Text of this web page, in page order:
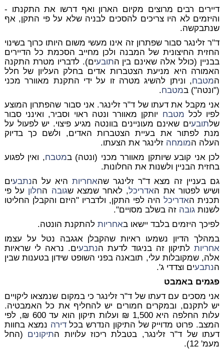
דיירים רבים מרוצים מקיום הארון ואף דרשו את התקנתו -
והיזמים לא היו צריכים להסכים לבניה שלא על פי התקן, אף
שנתבקשה.
ד"ר זלינגר סבור שפתרון זה אינו מעשי משום היותו כרוך בשינוי
החזית החיצונית של המבנה ולכן מחייב הסכמת כל הדיירים
בבניין (כולל אלה שאינם בין התובעים). לדבריו מטרת התקנה
האמורה היא מניעת הצטברות אדים בחלק העליון של חלל
המטבח, וניתן להשיג מטרה זו על ידי התקנת מאוורר מכני
("ונטה") במטבח.
אני מקבל את דעתו של ד"ר זלינגר. אני סבור שהפתרון המוצע
לפיו לכל מטבח יותקן מאוורר ונטה ראוי וסביר, ואינני סבור
שלתובעים שאינם מעוניינים בוונטה מגיע פיצוי. יש לפעול על
מנת לפתור את בעיית הצטברות האדים, ולשם כך בדיוק
העלה המומחה זלינגר את הצעתו.
לכן אני קובע שיותקן מאוורר מכני (ונטה) במטבח, ואין לפגוע
בחזית הבניין ולשנות את החלונות.
גם בעניין זה מצא ד"ר זלינגר שהאחריות היא על הנתבעים
ושיש לפטור את האדריכל, לאחר שמצא שגובה החלון על פי
תכנית האדריכלהיה לפי התקן, ולדבריו "היזם והקבלן החליטו
לשנות גובה זה בשלב מסויים".
לפיכך היזמים בלבד יישאו באחריותלהתקנת הונטה.
במהלך הדיון נשמעו ראיות שהקבלן אגגבה נטל על עצמו
אחריותלתיקון זה בניגוד לדעת הנתבעים. נראה לי שראיות
אלה, שמקובלות עלי, תובאנה בפני השופט שידון בטענות שבין
הנתבעים וצדדי ג'.
פגמים באמבט
אני מסכים עם דעתו של ד"ר זלינגר כי במקום שנמצאו ליקויים
יש לתקנם, ובמקרים חמורים יש להחליף את כל האמבטיה.
עלות החלפה היא 1,500 ₪ ועלות תיקון הוא עד 600 ₪, לפי
המצב. פרוט מדוייק של התיקון הנדרש בכלדירה נמצא בחוות
דעתו של ד"ר זלינגר, בטבלת ריכוז עלויות התיקונים (החל
מעמ' 12).